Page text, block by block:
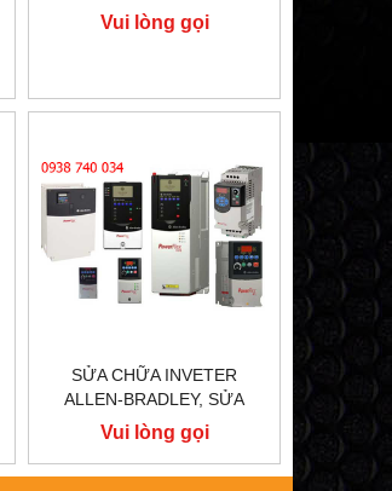
LOAN GH40-2200-3S /
2.2KW 2200W 3HP
Vui lòng gọi
SỬA CHỮA INVETER
ALLEN-BRADLEY, SỬA
CHỮA ALLEN-BRADLEY
POWER FLEX 753
Vui lòng gọi